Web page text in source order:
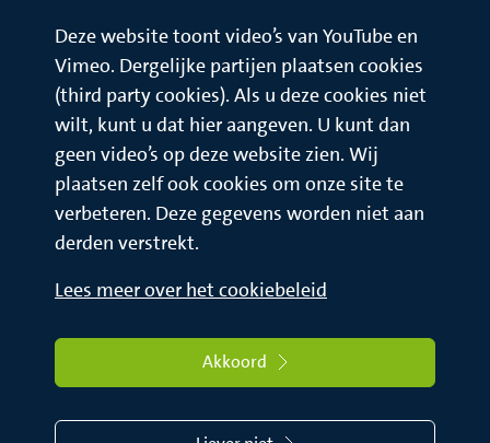
Deze website toont video’s van YouTube en
Vimeo. Dergelijke partijen plaatsen cookies
(third party cookies). Als u deze cookies niet
wilt, kunt u dat hier aangeven. U kunt dan
geen video’s op deze website zien. Wij
plaatsen zelf ook cookies om onze site te
verbeteren. Deze gegevens worden niet aan
derden verstrekt.
Lees meer over het cookiebeleid
Akkoord